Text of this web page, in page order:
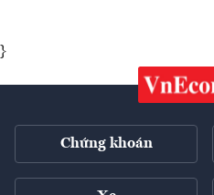
}
Chứng khoán